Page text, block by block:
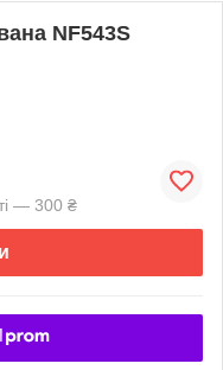
NF543S
— 300 ₴